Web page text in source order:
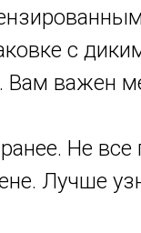
с
Вам важен
Не все
Лучше